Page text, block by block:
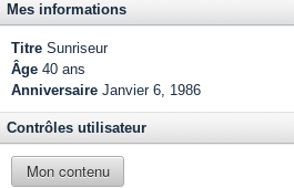
Mes informations
Titre Sunriseur
Âge 40 ans
Anniversaire Janvier 6, 1986
Contrôles utilisateur
Mon contenu